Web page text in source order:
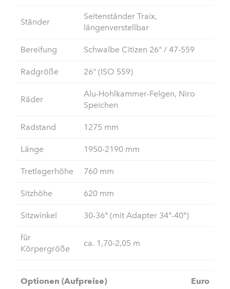
Ständer
Seitenständer Traix,
längenverstellbar
Bereifung Schwalbe Citizen 26" / 47-559
Radgröße 26" (ISO 559)
Räder
Alu-Hohlkammer-Felgen, Niro
Speichen
Radstand 1275 mm
Länge 1950-2190 mm
Tretlagerhöhe 760 mm
Sitzhöhe 620 mm
Sitzwinkel 30-36° (mit Adapter 34°-40°)
für
Körpergröße
ca. 1,70-2,05 m
Optionen (Aufpreise) Euro